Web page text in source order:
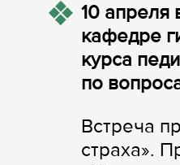
10 апреля
кафедре
курса
по
Встреча
страха».